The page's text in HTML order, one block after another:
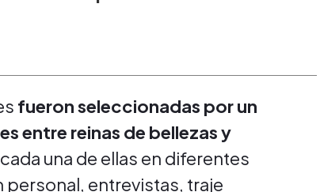
fueron seleccionadas por un
entre reinas de bellezas y
una de ellas en diferentes
entrevistas, traje